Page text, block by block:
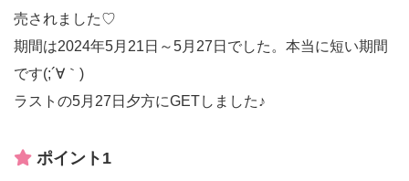
売されました♡
期間は2024年5月21日～5月27日でした。本当に短い期間
です(;´∀｀)
ラストの5月27日夕方にGETしました♪
ポイント1